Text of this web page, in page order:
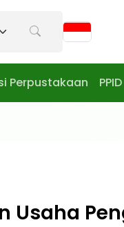
Perpustakaan PPID
Usaha